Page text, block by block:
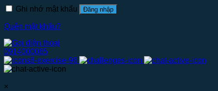
Ghi nhớ mật khẩu Đăng nhập
Quên mật khẩu?
0914000065
×